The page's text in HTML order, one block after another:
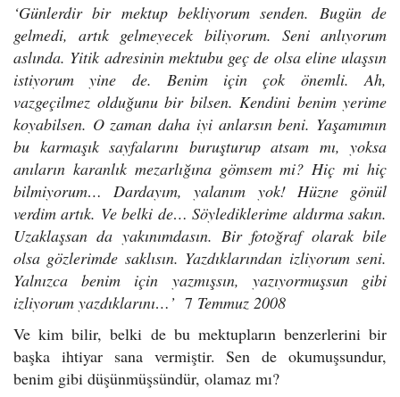
‘Günlerdir bir mektup bekliyorum senden. Bugün de
gelmedi, artık gelmeyecek biliyorum. Seni anlıyorum
aslında. Yitik adresinin mektubu geç de olsa eline ulaşsın
istiyorum yine de. Benim için çok önemli. Ah,
vazgeçilmez olduğunu bir bilsen. Kendini benim yerime
koyabilsen. O zaman daha iyi anlarsın beni. Yaşamımın
bu karmaşık sayfalarını buruşturup atsam mı, yoksa
anıların karanlık mezarlığına gömsem mi? Hiç mi hiç
bilmiyorum… Dardayım, yalanım yok! Hüzne gönül
verdim artık. Ve belki de… Söylediklerime aldırma sakın.
Uzaklaşsan da yakınımdasın. Bir fotoğraf olarak bile
olsa gözlerimde saklısın. Yazdıklarından izliyorum seni.
Yalnızca benim için yazmışsın, yazıyormuşsun gibi
izliyorum yazdıklarını…’ 7 Temmuz 2008
Ve kim bilir, belki de bu mektupların benzerlerini bir
başka ihtiyar sana vermiştir. Sen de okumuşsundur,
benim gibi düşünmüşsündür, olamaz mı?